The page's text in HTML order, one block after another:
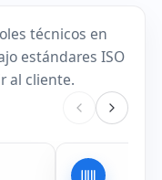
técnicos en
estándares ISO
al cliente.